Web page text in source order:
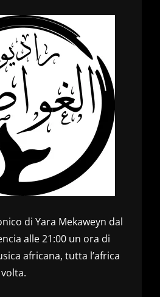
di Yara Mekaweyn dal
alle 21:00 un ora di
africana, tutta l’africa